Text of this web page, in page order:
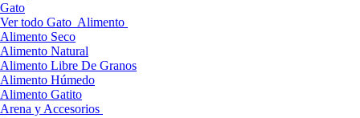
Gato
Ver todo Gato Alimento
Alimento Seco
Alimento Natural
Alimento Libre De Granos
Alimento Húmedo
Alimento Gatito
Arena y Accesorios